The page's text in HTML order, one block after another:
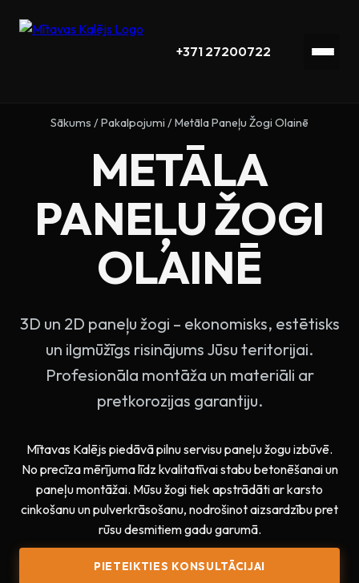
+371 27200722
Sākums /Pakalpojumi /Metāla Paneļu Žogi Olainē
METĀLA
PANEĻU ŽOGI
OLAINĒ
3D un 2D paneļu žogi – ekonomisks, estētisks
un ilgmūžīgs risinājums Jūsu teritorijai.
Profesionāla montāža un materiāli ar
pretkorozijas garantiju.
Mītavas Kalējs piedāvā pilnu servisu paneļu žogu izbūvē.
No precīza mērījuma līdz kvalitatīvai stabu betonēšanai un
paneļu montāžai. Mūsu žogi tiek apstrādāti ar karsto
cinkošanu un pulverkrāsošanu, nodrošinot aizsardzību pret
rūsu desmitiem gadu garumā.
PIETEIKTIES KONSULTĀCIJAI